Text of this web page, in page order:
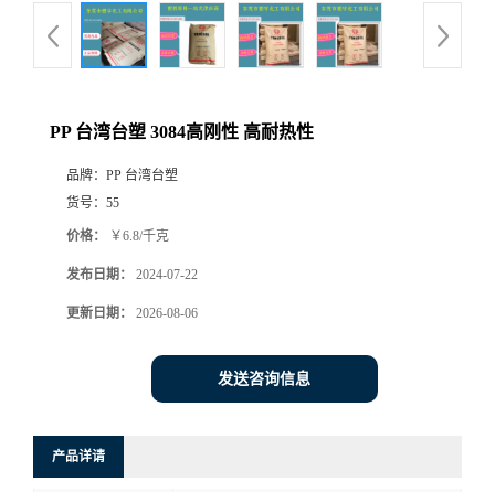
PP 台湾台塑 3084高刚性 高耐热性
品牌： PP 台湾台塑
货号： 55
价格： ￥6.8/千克
发布日期： 2024-07-22
更新日期： 2026-08-06
发送咨询信息
产品详请